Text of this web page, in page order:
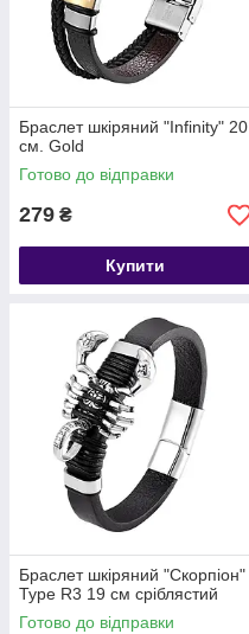
Браслет шкіряний "Infinity" 20
см. Gold
Готово до відправки
279 ₴
Купити
Браслет шкіряний "Скорпіон"
Type R3 19 см сріблястий
Готово до відправки